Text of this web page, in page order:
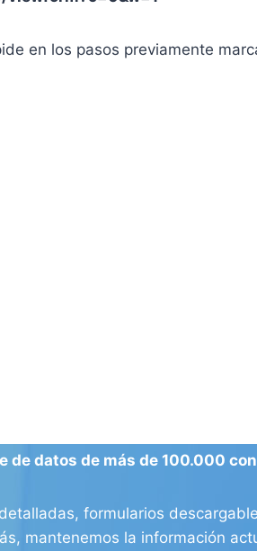
en los pasos previamente
de datos de más de 100.000
formularios
mantenemos la información